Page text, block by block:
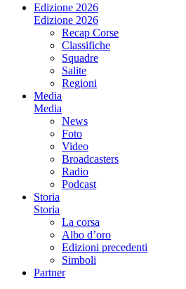
Edizione 2026
Edizione 2026
Recap Corse
Classifiche
Squadre
Salite
Regioni
Media
Media
News
Foto
Video
Broadcasters
Radio
Podcast
Storia
Storia
La corsa
Albo d’oro
Edizioni precedenti
Simboli
Partner